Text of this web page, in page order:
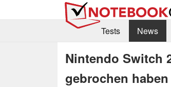
Tests
News
Nintendo Switch
gebrochen haben